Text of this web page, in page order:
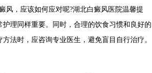
，应该如何应对呢?湖北白癜风医院温馨提
理同样重要。同时，合理的饮食习惯和良好的
法时，应咨询专业医生，避免盲目自行治疗。